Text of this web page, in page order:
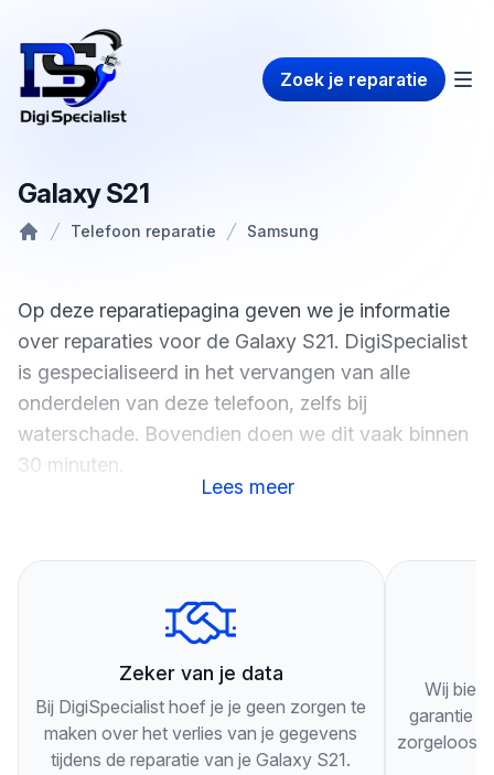
Zoek je reparatie
Galaxy S21
Telefoon reparatie Samsung
Op deze reparatiepagina geven we je informatie
over reparaties voor de Galaxy S21. DigiSpecialist
is gespecialiseerd in het vervangen van alle
onderdelen van deze telefoon, zelfs bij
waterschade. Bovendien doen we dit vaak binnen
30 minuten.
grondig inspecteren en je adviseren over de beste
oplossing voor je specifieke probleem.
Onze technici werken snel en efficiënt, zodat je zo
snel mogelijk weer gebruik kunt maken van je
Galaxy S21. Als je nog vragen hebt of langs wilt
komen, kun je ons altijd bellen of een bericht
Lees meer
Zeker van je data
Bij DigiSpecialist hoef je je geen zorgen te
maken over het verlies van je gegevens
tijdens de reparatie van je Galaxy S21.
Wij
garantie
zorgeloos